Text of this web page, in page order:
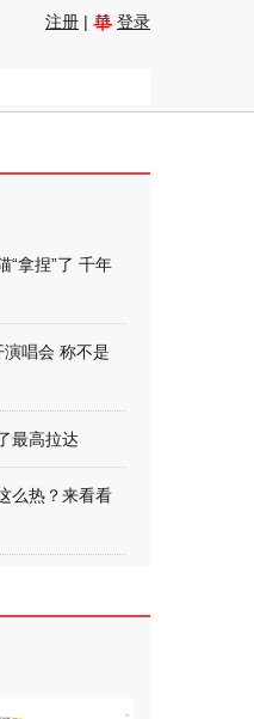
注册 | 登录
“拿捏”了 千年
演唱会 称不是
最高拉达
么热？来看看